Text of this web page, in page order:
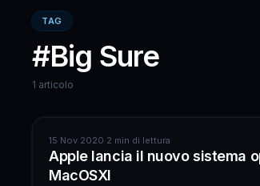
TAG
#Big Sure
1 articolo
APPLE
15 Nov 2020·2 min di lettura
Apple lancia il nuovo sistema
MacOSXI